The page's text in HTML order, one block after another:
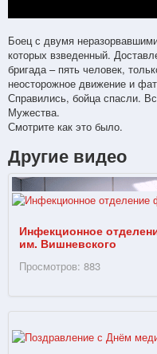
Боец с двумя
которых взведенный.
бригада – пять человек,
неосторожное движение и
Справились, бойца спасли.
Мужества.
Смотрите как это было.
Другие видео
Инфекционное
им. Вишневского
Просмотров: 883